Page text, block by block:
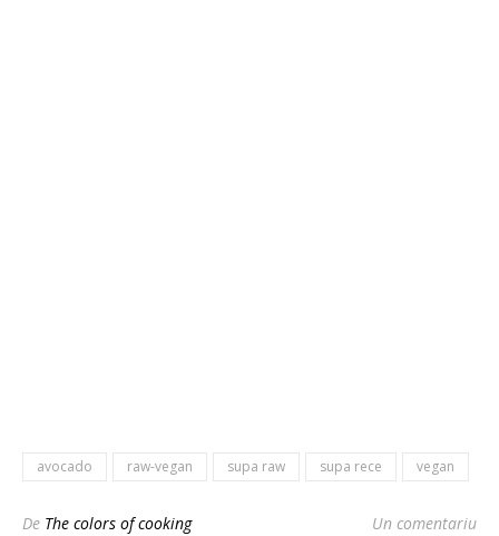
avocado raw-vegan supa raw supa rece vegan
De The colors of cooking Un comentariu